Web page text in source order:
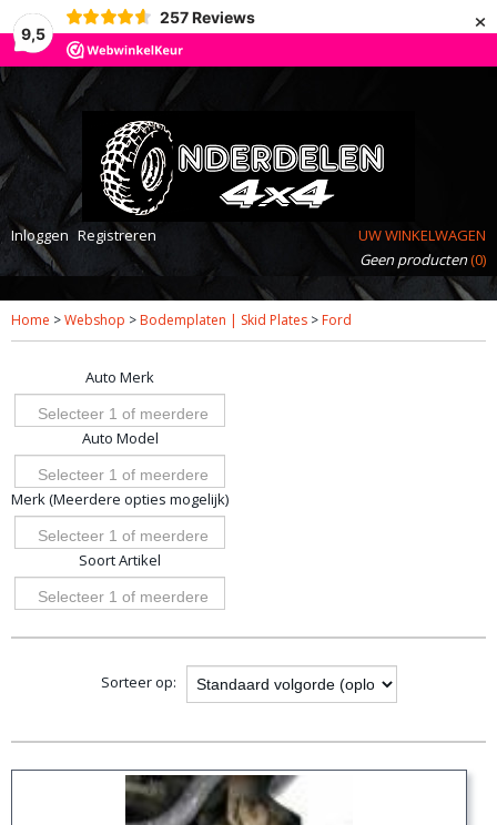
9,5
257 Reviews ×
Inloggen Registreren
UW WINKELWAGEN
Geen producten(0)
Home >Webshop > Bodemplaten | Skid Plates > Ford
Auto Merk
Selecteer 1 of meerdere
opties
Auto Model
Selecteer 1 of meerdere
opties
Merk (Meerdere opties mogelijk)
Selecteer 1 of meerdere
opties
Soort Artikel
Selecteer 1 of meerdere
Sorteer op: